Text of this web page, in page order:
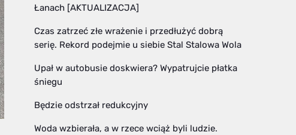
Łanach [AKTUALIZACJA]
Czas zatrzeć złe wrażenie i przedłużyć dobrą
serię. Rekord podejmie u siebie Stal Stalowa Wola
Upał w autobusie doskwiera? Wypatrujcie płatka
śniegu
Będzie odstrzał redukcyjny
Woda wzbierała, a w rzece wciąż byli ludzie.